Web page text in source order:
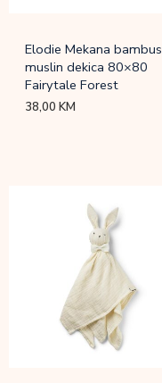
Elodie Mekana bambus
muslin dekica 80×80
Fairytale Forest
38,00KM